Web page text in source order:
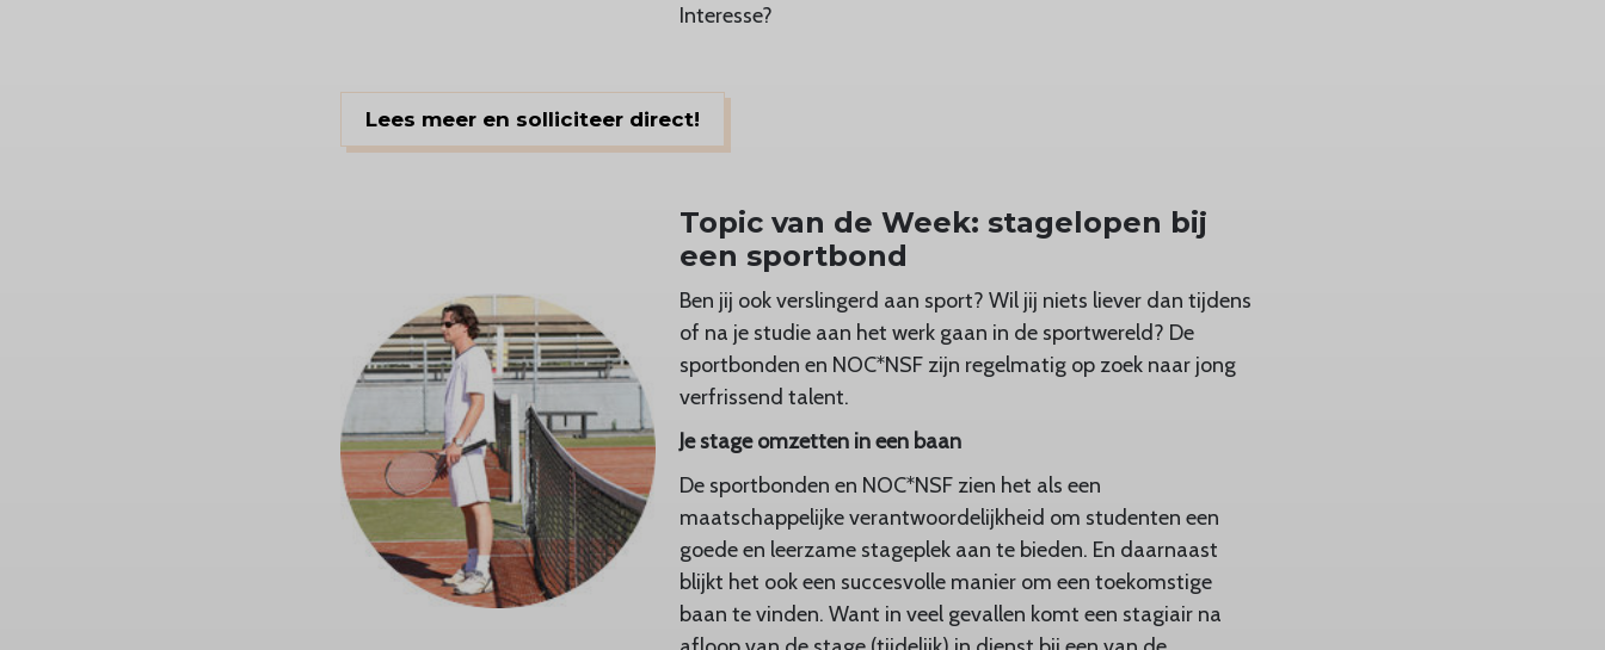
Interesse?
Lees meer en solliciteer direct!
Topic van de Week: stagelopen bij
een sportbond
Ben jij ook verslingerd aan sport? Wil jij niets liever dan tijdens
of na je studie aan het werk gaan in de sportwereld? De
sportbonden en NOC*NSF zijn regelmatig op zoek naar jong
verfrissend talent.
Je stage omzetten in een baan
De sportbonden en NOC*NSF zien het als een
maatschappelijke verantwoordelijkheid om studenten een
goede en leerzame stageplek aan te bieden. En daarnaast
blijkt het ook een succesvolle manier om een toekomstige
baan te vinden. Want in veel gevallen komt een stagiair na